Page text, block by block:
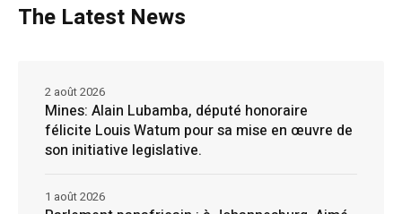
The Latest News
Mines: Alain Lubamba, député honoraire
félicite Louis Watum pour sa mise en œuvre de
son initiative legislative.
2 août 2026
1 août 2026